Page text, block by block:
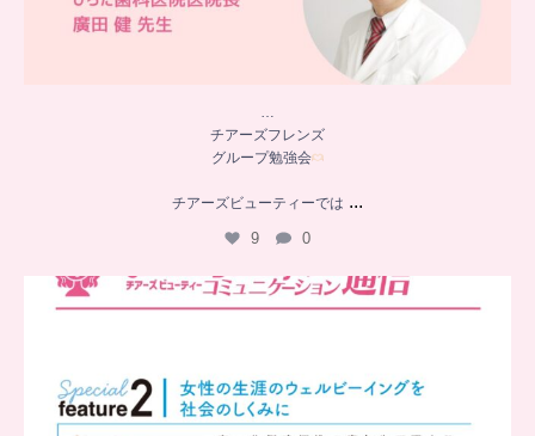
…
チアーズフレンズ
グループ勉強会
チアーズビューティーでは ...
9 0
..
8